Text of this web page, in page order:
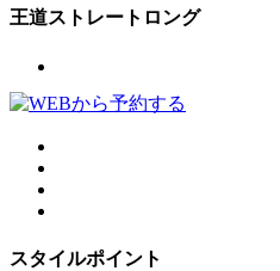
王道ストレートロング
スタイルポイント